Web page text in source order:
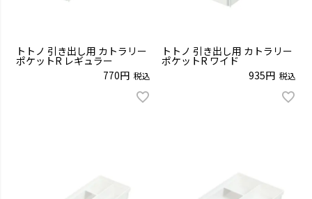
トトノ 引き出し用 カトラリー
ポケットR レギュラー
770
税込
トトノ 引き出し用 カトラリー
ポケットR ワイド
935
税込